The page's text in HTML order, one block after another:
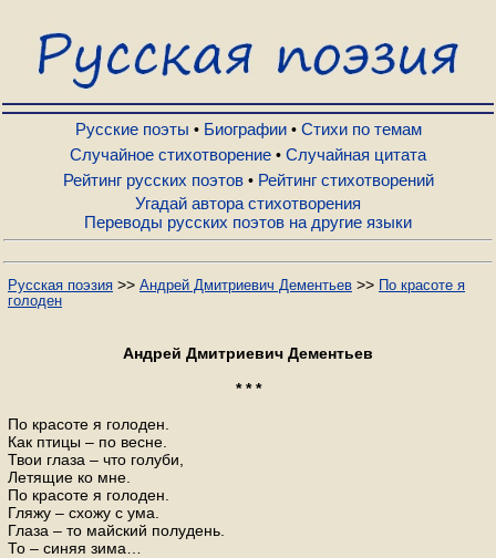
Русские поэты
Биографии
Стихи по темам
Случайное стихотворение
Рейтинг русских поэтов
Рейтинг стихотворений
Русские поэты • Биографии• Стихи по темам
Случайное стихотворение • Случайная цитата
Рейтинг русских поэтов• Рейтинг стихотворений
Угадай автора стихотворения
Переводы русских поэтов на другие языки
Русская поэзия >> Андрей Дмитриевич Дементьев >> По красоте я
голоден
Андрей Дмитриевич Дементьев
* * *
По красоте я голоден.
Как птицы – по весне.
Твои глаза – что голуби,
Летящие ко мне.
По красоте я голоден.
Гляжу – схожу с ума.
Глаза – то майский полудень.
То – синяя зима…